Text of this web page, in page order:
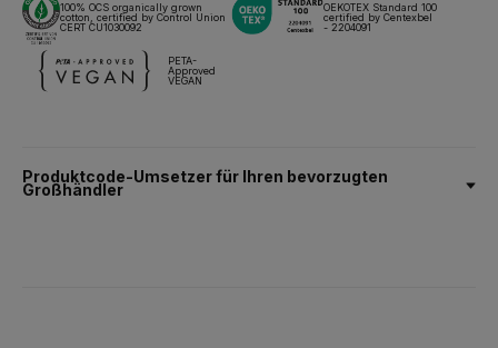
100% OCS organically grown
cotton, certified by Control Union
CERT CU1030092
OEKOTEX Standard 100
certified by Centexbel
- 2204091
PETA-
Approved
VEGAN
Produktcode-Umsetzer für Ihren bevorzugten
Großhändler